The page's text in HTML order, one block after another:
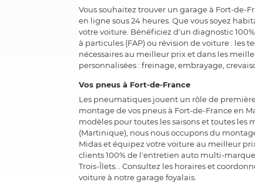
Vous souhaitez trouver un garage à Fort-de-
en ligne sous 24 heures. Que vous soyez
votre voiture. Bénéficiez d'un diagnostic
à particules (FAP) ou révision de voiture : les
nécessaires au meilleur prix et dans les
personnalisées : freinage, embrayage,
Vos pneus à Fort-de-France
Les pneumatiques jouent un rôle de
montage de vos pneus à Fort-de-France en
modèles pour toutes les saisons et toutes
(Martinique), nous nous occupons du
Midas et équipez votre voiture au meilleur
clients 100% de l'entretien auto multi-
Trois-Îlets... Consultez les horaires et
voiture à notre garage foyalais.